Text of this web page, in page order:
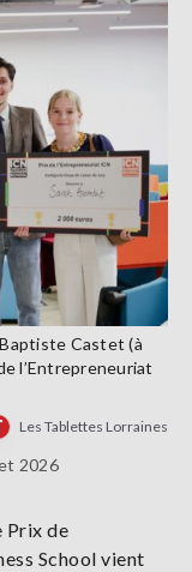
Castet (à
l’Entrepreneuriat
Les Tablettes Lorraines
2026
Prix de
School vient